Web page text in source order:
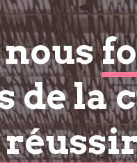
nous
de la